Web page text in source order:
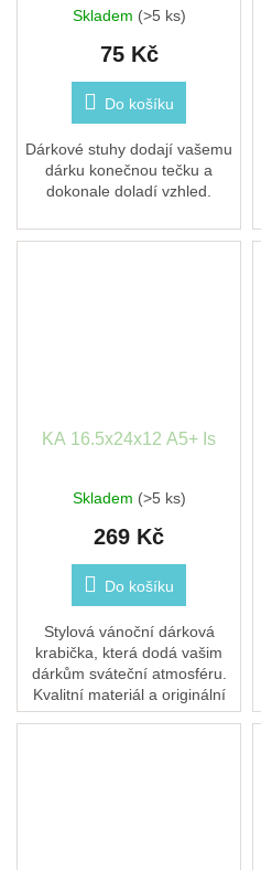
Skladem (>5 ks)
75 Kč
Do košíku
Dárkové stuhy dodají vašemu
dárku konečnou tečku a
dokonale doladí vzhled.
KA 16.5x24x12 A5+ Is
Skladem (>5 ks)
269 Kč
Do košíku
Stylová vánoční dárková
krabička, která dodá vašim
dárkům sváteční atmosféru.
Kvalitní materiál a originální
design zajistí, že každý dárek